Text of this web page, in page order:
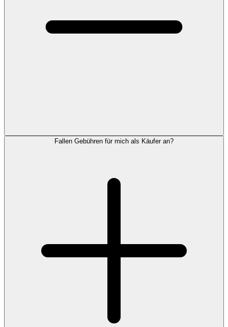
Fallen Gebühren für mich als Käufer an?